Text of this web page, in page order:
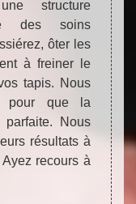
structure
des soins
ôter les
à freiner le
tapis. Nous
pour que la
Nous
résultats à
recours à